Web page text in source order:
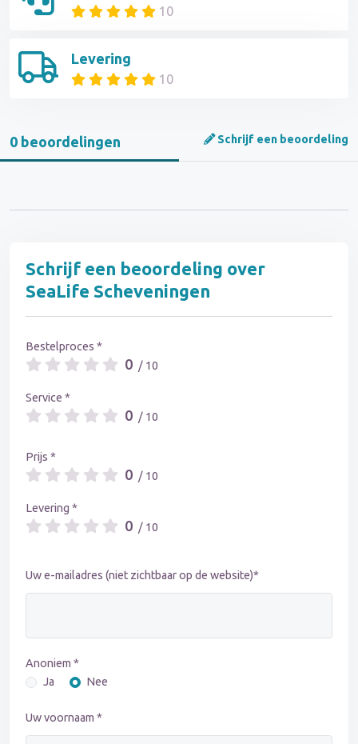
10
Levering
10
0 beoordelingen Schrijf een beoordeling
Schrijf een beoordeling over
SeaLife Scheveningen
Bestelproces *
0 / 10
Service *
0 / 10
Prijs *
0 / 10
Levering *
0 / 10
Uw e-mailadres (niet zichtbaar op de website)*
Anoniem *
Ja
Nee
Uw voornaam *